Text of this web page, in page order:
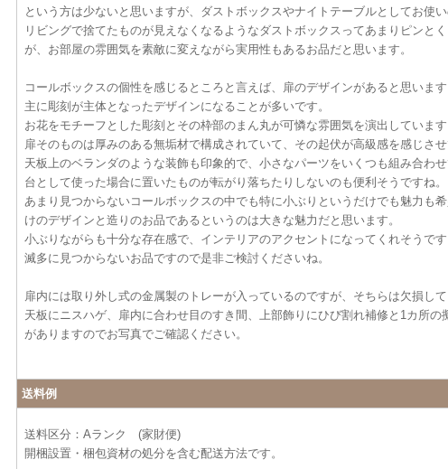
という方は少ないと思いますが、ダストボックスやナイトテーブルとしてお使
リビングで捨てたものが見えなくなるようなダストボックスってあまりピンと
が、お部屋の雰囲気を素敵に変えながら実用性もあるお品だと思います。
コールボックスの個性を感じるところと言えば、扉のデザインがあると思いま
主に彫刻が主体となったデザインになることが多いです。
お花をモチーフとした彫刻とその枠部のまん丸が可憐な雰囲気を演出していま
扉そのものは厚みのある無垢材で構成されていて、その起伏が高級感を感じさ
天板上のベランダのような装飾も印象的で、小さなパーツをいくつも組み合わ
台として使った場合に置いたものが転がり落ちたりしないのも便利そうですね。
あまり見つからないコールボックスの中でも特に小ぶりというだけでも魅力も
けのデザインと造りのお品であるというのは大きな魅力だと思います。
小ぶりながらも十分な存在感で、インテリアのアクセントになってくれそうで
滅多に見つからないお品ですので是非ご検討くださいね。
扉内には取り外し式の金属製のトレーが入っているのですが、そちらは欠損し
天板にニスハゲ、扉内に合わせ目のすき間、上部飾りにひび割れ補修と1カ所
がありますのでお写真でご確認ください。
送料例
送料区分：Aランク (家財便)
開梱設置・梱包資材の処分を含む配送方法です。